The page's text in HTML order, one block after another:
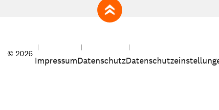
zum Seitenanfang
© 2026
ImpressumDatenschutz